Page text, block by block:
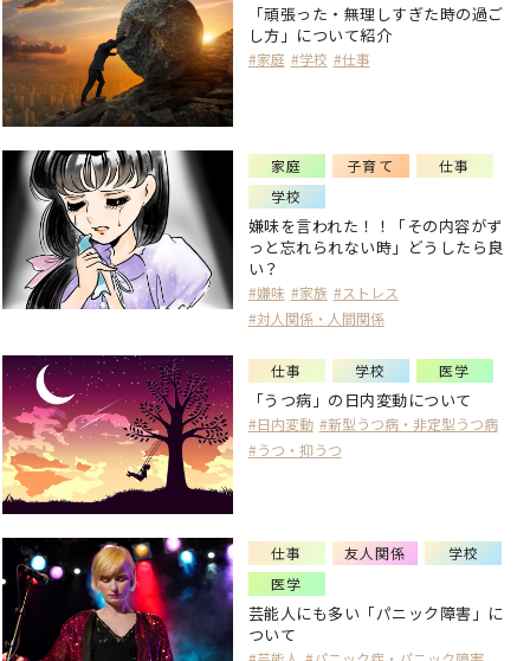
「頑張った・無理しすぎた時の過ご
し方」について紹介
#家庭 #学校 #仕事
家庭 子育て
仕事
学校
嫌味を言われた！！「その内容がず
っと忘れられない時」どうしたら良
い？
#嫌味 #家族 #ストレス
#対人関係・人間関係
仕事 学校 医学
「うつ病」の日内変動について
#日内変動 #新型うつ病・非定型うつ病
#うつ・抑うつ
仕事 友人関係
学校
医学
芸能人にも多い「パニック障害」に
ついて